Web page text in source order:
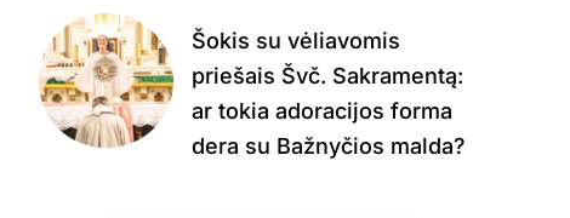
Šokis su vėliavomis
priešais Švč. Sakramentą:
ar tokia adoracijos forma
dera su Bažnyčios malda?